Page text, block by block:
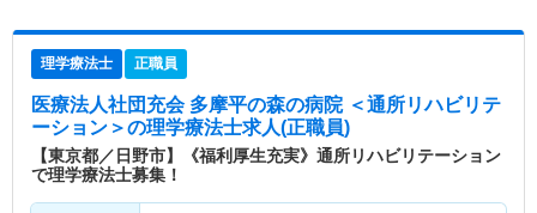
理学療法士 正職員
医療法人社団充会 多摩平の森の病院 ＜通所リハビリテ
ーション＞の理学療法士求人(正職員)
【東京都／日野市】《福利厚生充実》通所リハビリテーション
で理学療法士募集！